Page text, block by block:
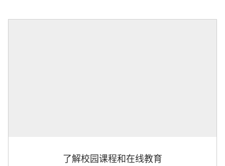
了解校园课程和在线教育